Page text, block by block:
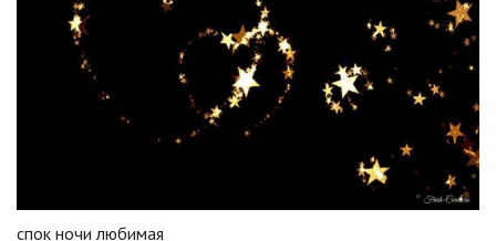
спок ночи любимая